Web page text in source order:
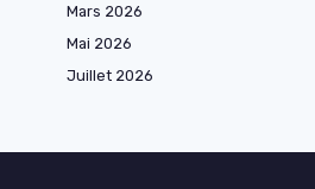
Mars 2026
Mai 2026
Juillet 2026